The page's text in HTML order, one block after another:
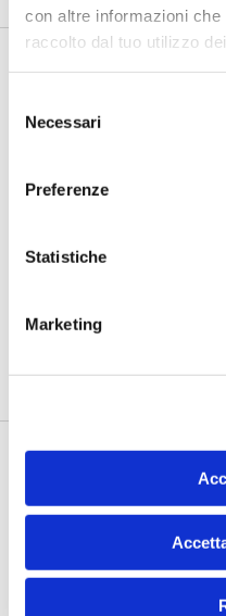
con altre informazioni
raccolto dal tuo utilizzo
delNecessari
Preferenze
Statistiche
Marketing
IL SALONE DEI